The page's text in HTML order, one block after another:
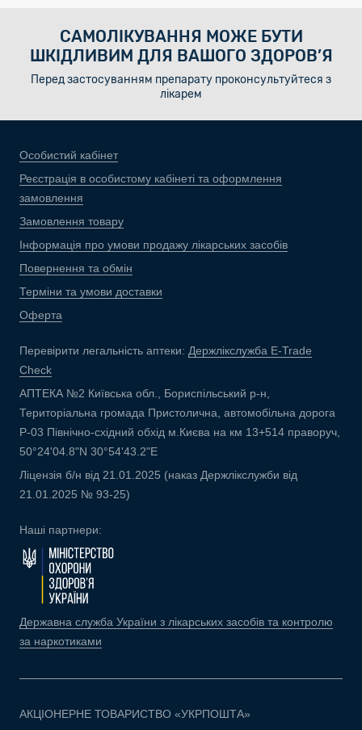
САМОЛІКУВАННЯ МОЖЕ БУТИ
ШКІДЛИВИМ ДЛЯ ВАШОГО ЗДОРОВ’Я
Перед застосуванням препарату проконсультуйтеся з
лікарем
Особистий кабінет
Реєстрація в особистому кабінеті та оформлення
замовлення
Замовлення товару
Інформація про умови продажу лікарських засобів
Повернення та обмін
Терміни та умови доставки
Оферта
Перевірити легальність аптеки: Держлікслужба E-Trade
Check
АПТЕКА №2 Київська обл., Бориспільський р-н,
Територіальна громада Пристолична, автомобільна дорога
Р-03 Північно-східний обхід м.Києва на км 13+514 праворуч,
50°24'04.8"N 30°54'43.2"E
Ліцензія б/н від 21.01.2025 (наказ Держлікслужби від
21.01.2025 № 93-25)
Наші партнери:
Державна служба України з лікарських засобів та контролю
за наркотиками
АКЦІОНЕРНЕ ТОВАРИСТВО «УКРПОШТА»